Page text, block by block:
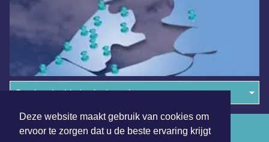
Deze website maakt gebruik van cookies om
ervoor te zorgen dat u de beste ervaring krijgt
Overige dagbladen in de regio
Algemene voorwaarden